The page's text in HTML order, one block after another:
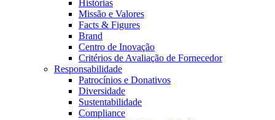
Histórias
Missão e Valores
Facts & Figures
Brand
Centro de Inovação
Critérios de Avaliação de Fornecedor
Responsabilidade
Patrocínios e Donativos
Diversidade
Sustentabilidade
Compliance